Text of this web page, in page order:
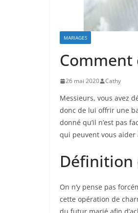
MARIAGES
Comment
26 mai 2020 Cathy
Messieurs, vous avez
donc de lui offrir une
donné qu’il n’est pas
qui peuvent vous
Définition
On n’y pense pas
cette opération de